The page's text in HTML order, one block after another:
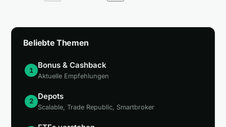
Beliebte Themen
1
Bonus & Cashback
Aktuelle Empfehlungen
2
Depots
Scalable, Trade Republic, Smartbroker